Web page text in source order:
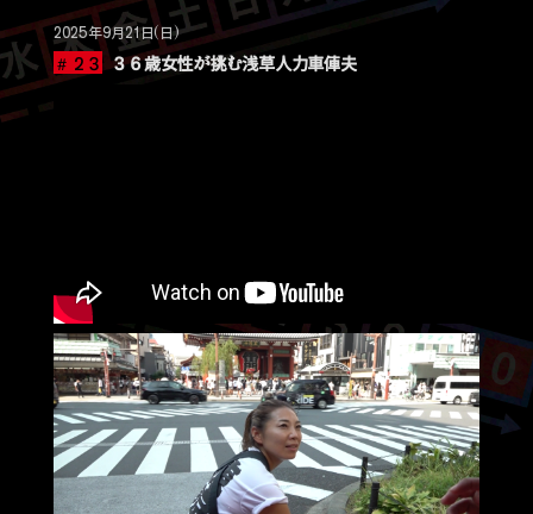
2025年9月21日(日)
＃２３ ３６歳女性が挑む浅草人力車俥夫